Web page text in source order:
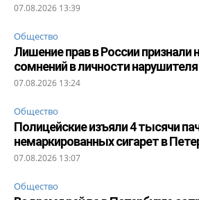
07.08.2026 13:39
Общество
Лишение прав в России признали
сомнений в личности нарушителя
07.08.2026 13:24
Общество
Полицейские изъяли 4 тысячи
немаркированных сигарет в
07.08.2026 13:07
Общество